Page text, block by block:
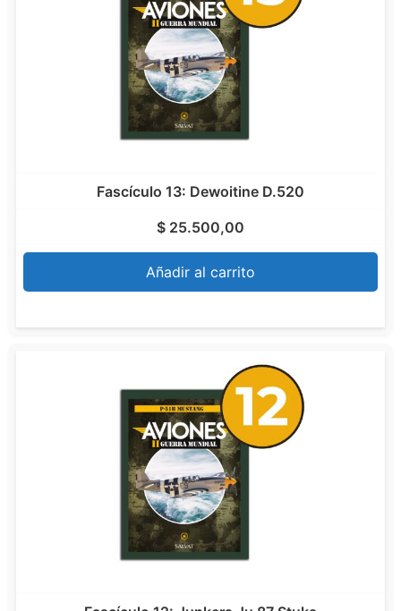
Fascículo 13: Dewoitine D.520
$ 25.500,00
Añadir al carrito